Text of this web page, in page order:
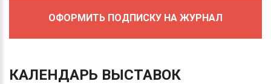
ОФОРМИТЬ ПОДПИСКУ НА ЖУРНАЛ
КАЛЕНДАРЬ ВЫСТАВОК